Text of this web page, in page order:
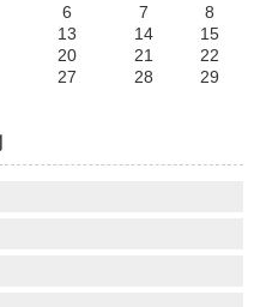
6 7
8
13 14
15
20 21
22
27 28
29